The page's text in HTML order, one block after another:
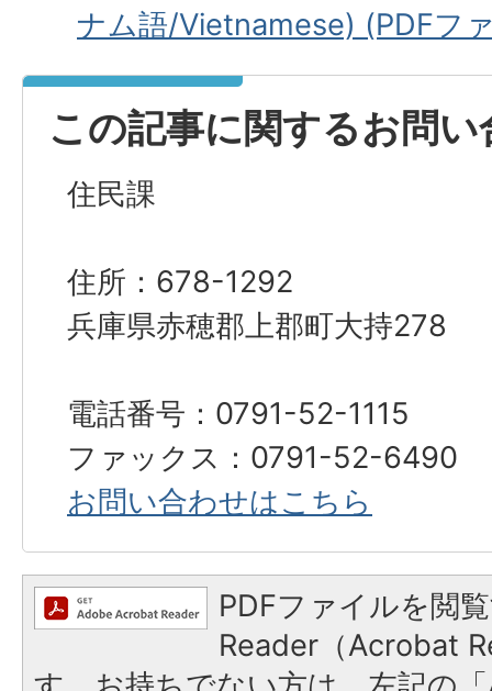
ナム語/Vietnamese) (PDFフ
この記事に関するお問い
住民課
住所：678-1292
兵庫県赤穂郡上郡町大持278
電話番号：0791-52-1115
ファックス：0791-52-6490
お問い合わせはこちら
PDFファイルを閲
Reader（Acrobat